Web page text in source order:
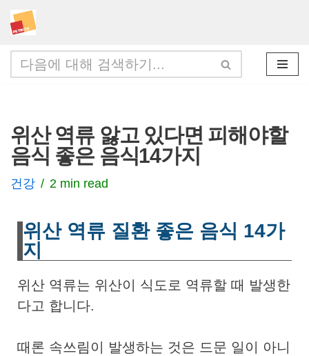
콘
텐
츠
너
뛰
기
위산 역류 앓고 있다면 피해야할
음식 좋은 음식14가지
건강 2 min read
위산 역류 질환 좋은 음식 14가
지
위산 역류는 위산이 식도로 역류할 때 발생한
다고 합니다.
때론 속쓰림이 발생하는 것은 드문 일이 아니